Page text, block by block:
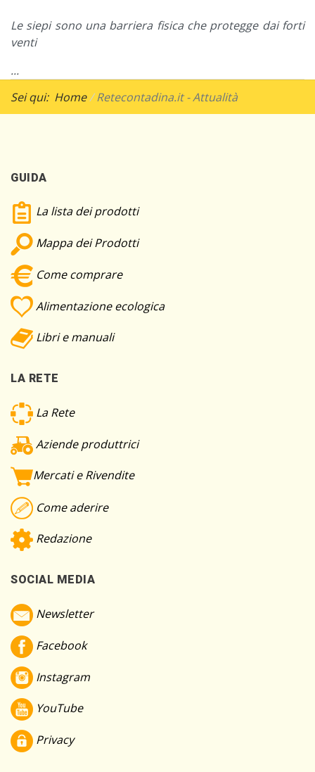
Le siepi sono una barriera fisica che protegge dai forti
venti
...
Sei qui: Home Retecontadina.it - Attualità
GUIDA
La lista dei prodotti
Mappa dei Prodotti
Come comprare
Alimentazione ecologica
Libri e manuali
LA RETE
La Rete
Aziende produttrici
Mercati e Rivendite
Come aderire
Redazione
SOCIAL MEDIA
Newsletter
Facebook
Instagram
YouTube
Privacy